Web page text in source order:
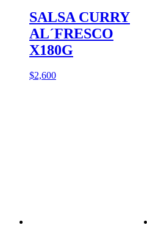
SALSA CURRY
AL´FRESCO
X180G
$2,600